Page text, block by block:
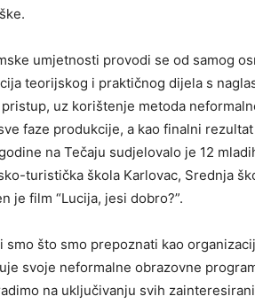
umjetnosti provodi se od samog
teorijskog i praktičnog dijela s
pristup, uz korištenje metoda
faze produkcije, a kao finalni
na Tečaju sudjelovalo je 12
turistička škola Karlovac, Srednja
je film “Lucija, jesi dobro?”.
smo što smo prepoznati kao
svoje neformalne obrazovne
na uključivanju svih